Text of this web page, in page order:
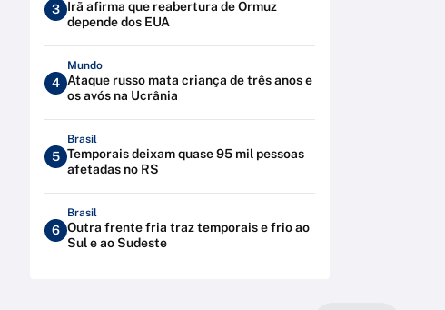
3 Irã afirma que reabertura de Ormuz
depende dos EUA
4
Mundo
Ataque russo mata criança de três anos e
os avós na Ucrânia
5
Brasil
Temporais deixam quase 95 mil pessoas
afetadas no RS
6
Brasil
Outra frente fria traz temporais e frio ao
Sul e ao Sudeste